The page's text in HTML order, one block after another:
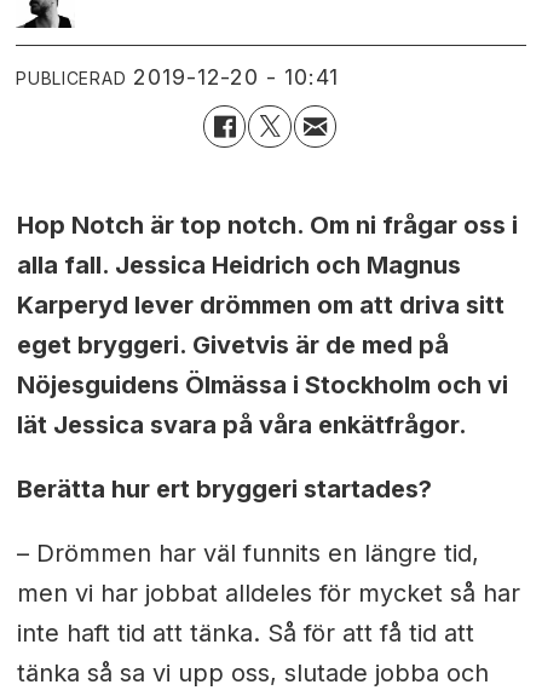
PUBLICERAD 2019-12-20 - 10:41
Hop Notch är top notch. Om ni frågar oss i
alla fall. Jessica Heidrich och Magnus
Karperyd lever drömmen om att driva sitt
eget bryggeri. Givetvis är de med på
Nöjesguidens Ölmässa i Stockholm och vi
lät Jessica svara på våra enkätfrågor.
Berätta hur ert bryggeri startades?
– Drömmen har väl funnits en längre tid,
men vi har jobbat alldeles för mycket så har
inte haft tid att tänka. Så för att få tid att
tänka så sa vi upp oss, slutade jobba och